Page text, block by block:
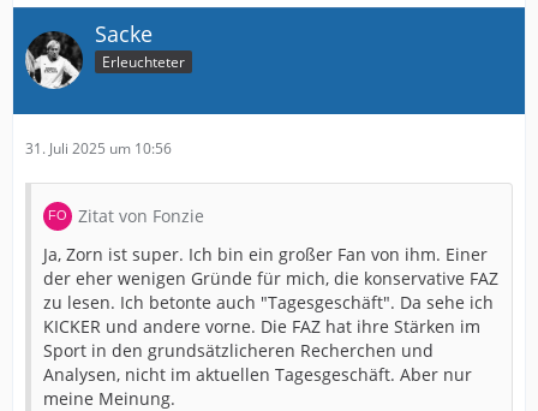
Sacke
Erleuchteter
31. Juli 2025 um 10:56
Zitat von Fonzie
Ja, Zorn ist super. Ich bin ein großer Fan von ihm. Einer
der eher wenigen Gründe für mich, die konservative FAZ
zu lesen. Ich betonte auch "Tagesgeschäft". Da sehe ich
KICKER und andere vorne. Die FAZ hat ihre Stärken im
Sport in den grundsätzlicheren Recherchen und
Analysen, nicht im aktuellen Tagesgeschäft. Aber nur
meine Meinung.